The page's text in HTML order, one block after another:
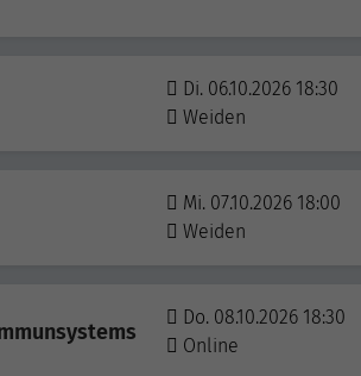
Di. 06.10.2026 18:30
Weiden
Mi. 07.10.2026 18:00
Weiden
Do. 08.10.2026 18:30
Online